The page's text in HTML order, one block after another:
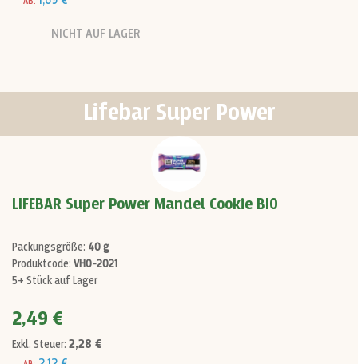
NICHT AUF LAGER
Lifebar Super Power
LIFEBAR Super Power Mandel Cookie BIO
Packungsgröße: 40 g
Produktcode: VH0-2021
5+ Stück auf Lager
2,49 €
Exkl. Steuer: 2,28 €